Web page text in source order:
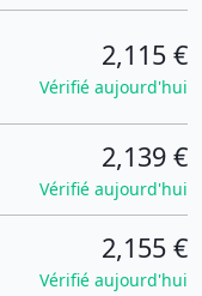
2,115 €
Vérifié aujourd'hui
2,139 €
Vérifié aujourd'hui
2,155 €
Vérifié aujourd'hui